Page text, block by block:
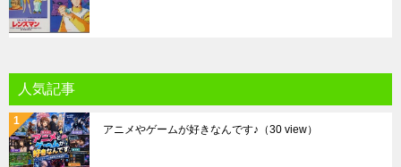
人気記事
アニメやゲームが好きなんです♪ （30 view）